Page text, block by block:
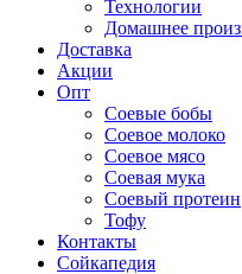
Технологии
Домашнее
Доставка
Акции
Опт
Соевые бобы
Соевое молоко
Соевое мясо
Соевая мука
Соевый протеин
Тофу
Контакты
Сойкапедия